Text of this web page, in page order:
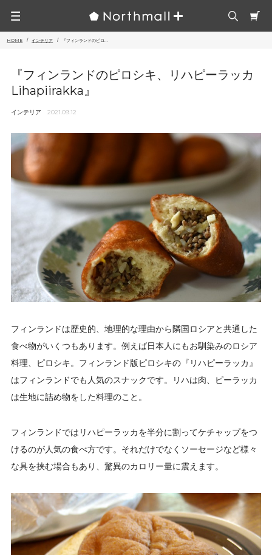
HOME インテリア 『フィンランドのピロ...
『フィンランドのピロシキ、リハピーラッカ
Lihapiirakka』
インテリア 2021.09.12
フィンランドは歴史的、地理的な理由から隣国ロシアと共通した
食べ物がいくつもあります。例えば日本人にもお馴染みのロシア
料理、ピロシキ。フィンランド版ピロシキの『リハピーラッカ』
はフィンランドでも人気のスナックです。リハは肉、ピーラッカ
は生地に詰め物をした料理のこと。
フィンランドではリハピーラッカを半分に割ってケチャップをつ
けるのが人気の食べ方です。それだけでなくソーセージなど様々
な具を挟む場合もあり、驚異のカロリー量に震えます。